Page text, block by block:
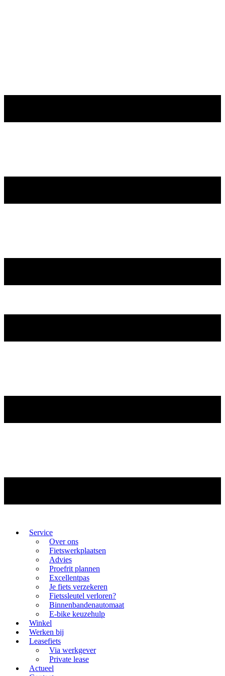
Service
Over ons
Fietswerkplaatsen
Advies
Proefrit plannen
Excellentpas
Je fiets verzekeren
Fietssleutel verloren?
Binnenbandenautomaat
E-bike keuzehulp
Winkel
Werken bij
Leasefiets
Via werkgever
Private lease
Actueel